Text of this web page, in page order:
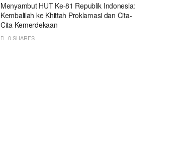
Menyambut HUT Ke-81 Republik Indonesia:
Kembalilah ke Khittah Proklamasi dan Cita-
Cita Kemerdekaan
0 SHARES